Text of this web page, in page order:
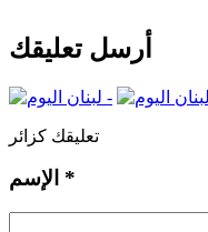
أرسل تعليقك
تعليقك كزائر
*